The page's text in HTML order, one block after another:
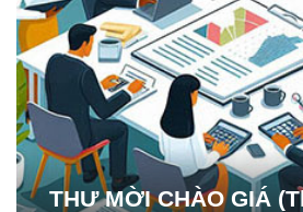
THƯ MỜI CHÀO GIÁ